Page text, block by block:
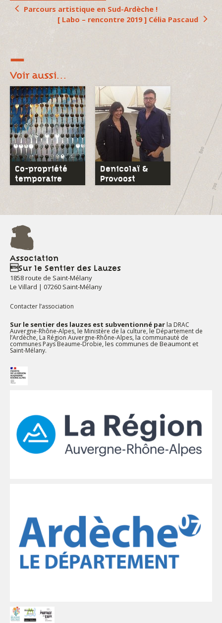
Parcours artistique en Sud-Ardèche !
[ Labo – rencontre 2019 ] Célia Pascaud
Voir aussi…
Co-propriété
temporaire
Denicolaï &
Provoost
Association
Sur le Sentier des Lauzes
1858 route de Saint-Mélany
Le Villard | 07260 Saint-Mélany
Contacter l’association
Sur le sentier des lauzes est subventionné parla DRAC
Auvergne-Rhône-Alpes, le Ministère de la culture, leDépartement de
l’Ardèche, La Région Auvergne-Rhône-Alpes, la communauté de
communes Pays Beaume-Drobie, les communes de Beaumont et
Saint-Mélany.